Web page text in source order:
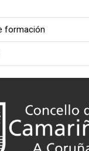
formación